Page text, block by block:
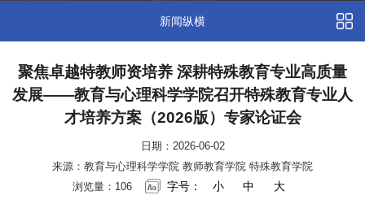
新闻纵横
聚焦卓越特教师资培养 深耕特殊教育专业高质量
发展——教育与心理科学学院召开特殊教育专业人
才培养方案（2026版）专家论证会
日期：2026-06-02
来源：教育与心理科学学院 教师教育学院 特殊教育学院
浏览量： 106 字号： 小 中 大